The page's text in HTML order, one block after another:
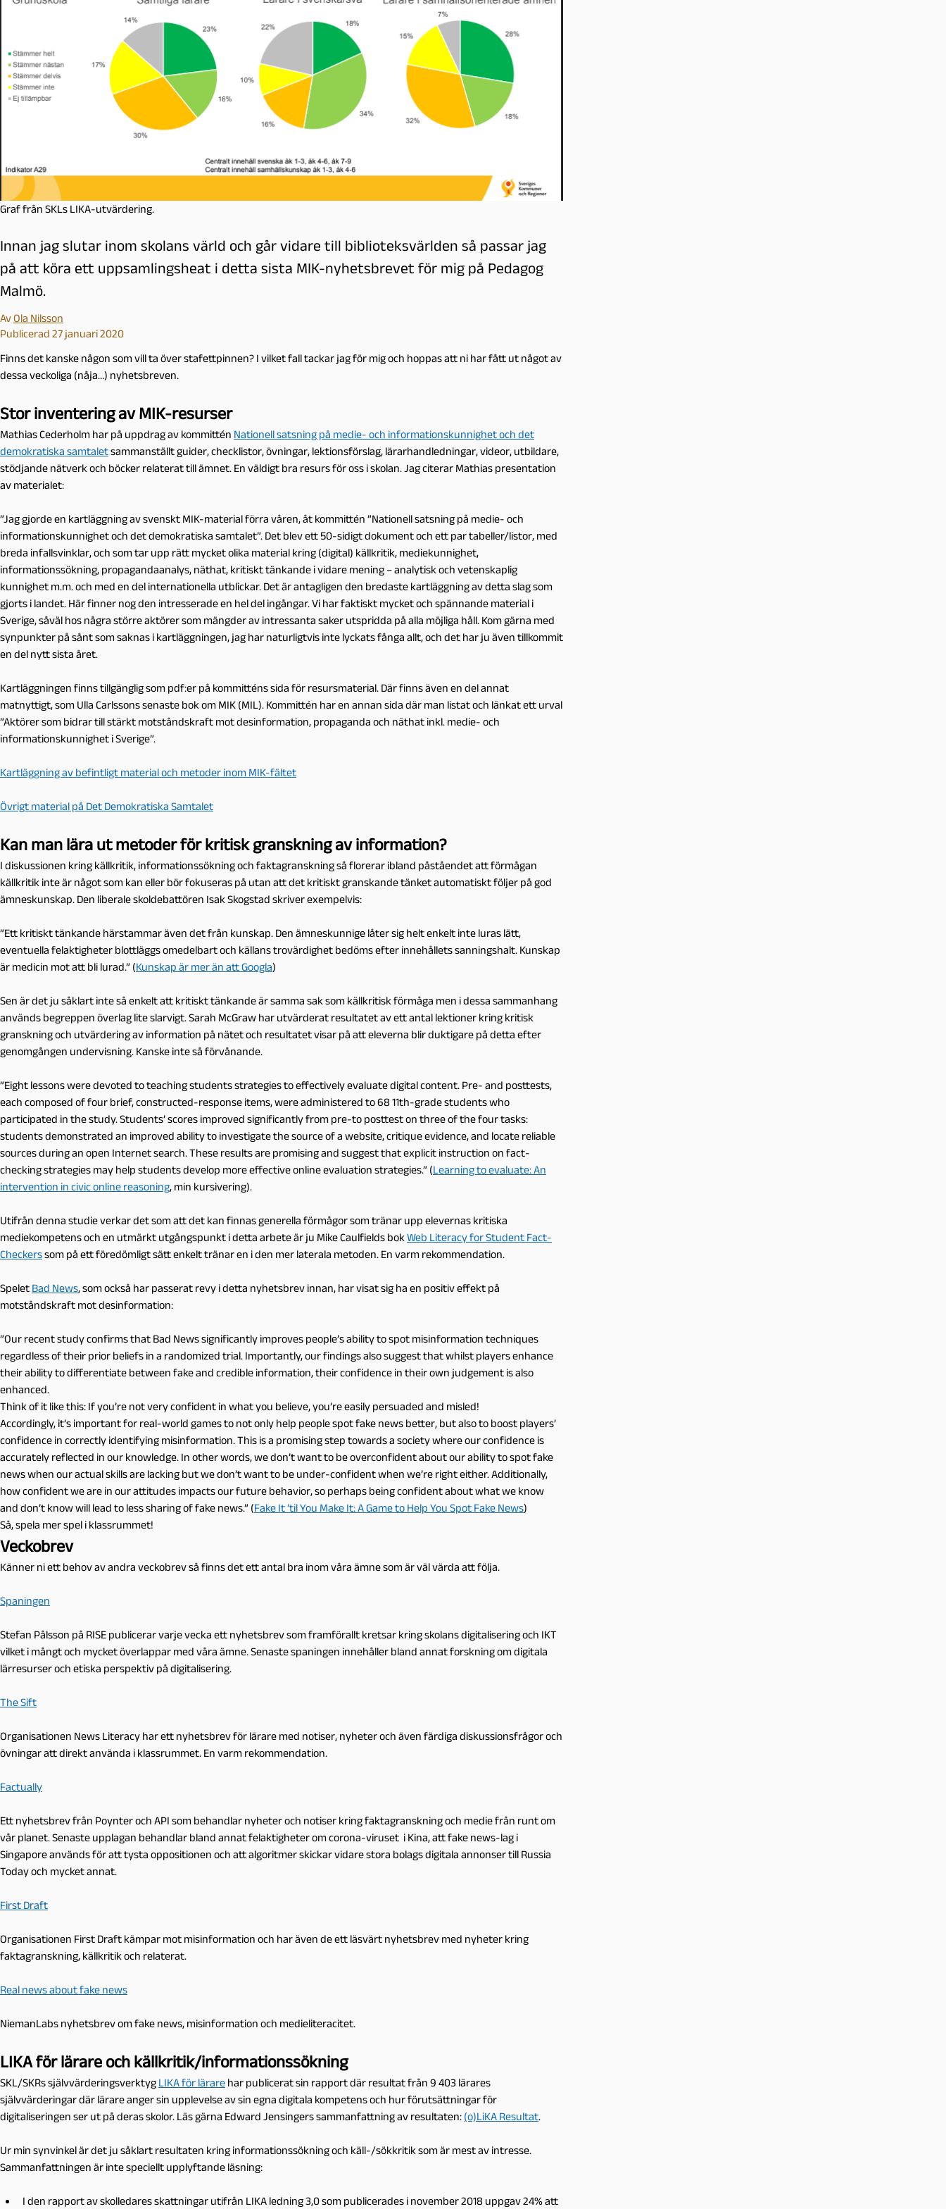
Graf från SKLs LIKA-utvärdering.
Innan jag slutar inom skolans värld och går vidare till biblioteksvärlden så passar jag
på att köra ett uppsamlingsheat i detta sista MIK-nyhetsbrevet för mig på Pedagog
Malmö.
AvOla Nilsson
Publicerad 27 januari 2020
Finns det kanske någon som vill ta över stafettpinnen? I vilket fall tackar jag för mig och hoppas att ni har fått ut något av
dessa veckoliga (nåja…) nyhetsbreven.
Stor inventering av MIK-resurser
Mathias Cederholm har på uppdrag av kommittén Nationell satsning på medie- och informationskunnighet och det
demokratiska samtaletsammanställt guider, checklistor, övningar, lektionsförslag, lärarhandledningar, videor, utbildare,
stödjande nätverk och böcker relaterat till ämnet. En väldigt bra resurs för oss i skolan. Jag citerar Mathias presentation
av materialet:
”Jag gjorde en kartläggning av svenskt MIK-material förra våren, åt kommittén ”Nationell satsning på medie- och
informationskunnighet och det demokratiska samtalet”. Det blev ett 50-sidigt dokument och ett par tabeller/listor, med
breda infallsvinklar, och som tar upp rätt mycket olika material kring (digital) källkritik, mediekunnighet,
informationssökning, propagandaanalys, näthat, kritiskt tänkande i vidare mening – analytisk och vetenskaplig
kunnighet m.m. och med en del internationella utblickar. Det är antagligen den bredaste kartläggning av detta slag som
gjorts i landet. Här finner nog den intresserade en hel del ingångar. Vi har faktiskt mycket och spännande material i
Sverige, såväl hos några större aktörer som mängder av intressanta saker utspridda på alla möjliga håll. Kom gärna med
synpunkter på sånt som saknas i kartläggningen, jag har naturligtvis inte lyckats fånga allt, och det har ju även tillkommit
en del nytt sista året.
Kartläggningen finns tillgänglig som pdf:er på kommitténs sida för resursmaterial. Där finns även en del annat
matnyttigt, som Ulla Carlssons senaste bok om MIK (MIL). Kommittén har en annan sida där man listat och länkat ett urval
”Aktörer som bidrar till stärkt motståndskraft mot desinformation, propaganda och näthat inkl. medie- och
informationskunnighet i Sverige”.
Kartläggning av befintligt material och metoder inom MIK-fältet
Övrigt material på Det Demokratiska Samtalet
Kan man lära ut metoder för kritisk granskning av information?
I diskussionen kring källkritik, informationssökning och faktagranskning så florerar ibland påståendet att förmågan
källkritik inte är något som kan eller bör fokuseras på utan att det kritiskt granskande tänket automatiskt följer på god
ämneskunskap. Den liberale skoldebattören Isak Skogstad skriver exempelvis:
”Ett kritiskt tänkande härstammar även det från kunskap. Den ämneskunnige låter sig helt enkelt inte luras lätt,
eventuella felaktigheter blottläggs omedelbart och källans trovärdighet bedöms efter innehållets sanningshalt. Kunskap
är medicin mot att bli lurad.” (Kunskap är mer än att Googla)
Sen är det ju såklart inte så enkelt att kritiskt tänkande är samma sak som källkritisk förmåga men i dessa sammanhang
används begreppen överlag lite slarvigt. Sarah McGraw har utvärderat resultatet av ett antal lektioner kring kritisk
granskning och utvärdering av information på nätet och resultatet visar på att eleverna blir duktigare på detta efter
genomgången undervisning. Kanske inte så förvånande.
”Eight lessons were devoted to teaching students strategies to effectively evaluate digital content. Pre- and posttests,
each composed of four brief, constructed-response items, were administered to 68 11th-grade students who
participated in the study. Students’ scores improved significantly from pre-to posttest on three of the four tasks:
students demonstrated an improved ability to investigate the source of a website, critique evidence, and locate reliable
sources during an open Internet search. These results are promising and suggest that explicit instruction on fact-
checking strategies may help students develop more effective online evaluation strategies.” (Learning to evaluate: An
intervention in civic online reasoning, min kursivering).
Utifrån denna studie verkar det som att det kan finnas generella förmågor som tränar upp elevernas kritiska
mediekompetens och en utmärkt utgångspunkt i detta arbete är ju Mike Caulfields bokWeb Literacy for Student Fact-
Checkerssom på ett föredömligt sätt enkelt tränar en i den mer laterala metoden. En varm rekommendation.
Spelet Bad News, som också har passerat revy i detta nyhetsbrev innan, har visat sig ha en positiv effekt på
motståndskraft mot desinformation:
”Our recent study confirms that Bad News significantly improves people’s ability to spot misinformation techniques
regardless of their prior beliefs in a randomized trial. Importantly, our findings also suggest that whilst players enhance
their ability to differentiate between fake and credible information, their confidence in their own judgement is also
enhanced.
Think of it like this: If you’re not very confident in what you believe, you’re easily persuaded and misled!
Accordingly, it’s important for real-world games to not only help people spot fake news better, but also to boost players’
confidence in correctly identifying misinformation. This is a promising step towards a society where our confidence is
accurately reflected in our knowledge. In other words, we don’t want to be overconfident about our ability to spot fake
news when our actual skills are lacking but we don’t want to be under-confident when we’re right either. Additionally,
how confident we are in our attitudes impacts our future behavior, so perhaps being confident about what we know
and don’t know will lead to less sharing of fake news.” (Fake It ’til You Make It: A Game to Help You Spot Fake News)
Så, spela mer spel i klassrummet!
Veckobrev
Känner ni ett behov av andra veckobrev så finns det ett antal bra inom våra ämne som är väl värda att följa.
Spaningen
Stefan Pålsson på RISE publicerar varje vecka ett nyhetsbrev som framförallt kretsar kring skolans digitalisering och IKT
vilket i mångt och mycket överlappar med våra ämne. Senaste spaningen innehåller bland annat forskning om digitala
lärresurser och etiska perspektiv på digitalisering.
The Sift
Organisationen News Literacy har ett nyhetsbrev för lärare med notiser, nyheter och även färdiga diskussionsfrågor och
övningar att direkt använda i klassrummet. En varm rekommendation.
Factually
Ett nyhetsbrev från Poynter och API som behandlar nyheter och notiser kring faktagranskning och medie från runt om
vår planet. Senaste upplagan behandlar bland annat felaktigheter om corona-viruset i Kina, att fake news-lag i
Singapore används för att tysta oppositionen och att algoritmer skickar vidare stora bolags digitala annonser till Russia
Today och mycket annat.
First Draft
Organisationen First Draft kämpar mot misinformation och har även de ett läsvärt nyhetsbrev med nyheter kring
faktagranskning, källkritik och relaterat.
Real news about fake news
NiemanLabs nyhetsbrev om fake news, misinformation och medieliteracitet.
LIKA för lärare och källkritik/informationssökning
SKL/SKRs självvärderingsverktyg LIKA för lärare har publicerat sin rapport där resultat från 9 403 lärares
självvärderingar där lärare anger sin upplevelse av sin egna digitala kompetens och hur förutsättningar för
digitaliseringen ser ut på deras skolor. Läs gärna Edward Jensingers sammanfattning av resultaten: (o)LiKA Resultat.
Ur min synvinkel är det ju såklart resultaten kring informationssökning och käll-/sökkritik som är mest av intresse.
Sammanfattningen är inte speciellt upplyftande läsning:
I den rapport av skolledares skattningar utifrån LIKA ledning 3,0 som publicerades i november 2018 uppgav 24% att